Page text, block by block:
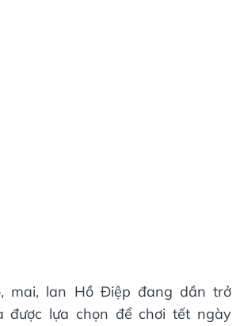
mai, lan Hồ Điệp đang dần trở
được lựa chọn để chơi tết ngày